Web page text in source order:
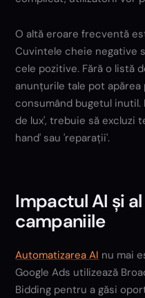
O altă eroare frecventă
Cuvintele cheie negative
cele pozitive. Fără o listă
anunțurile tale pot
consumând bugetul inutil.
de lux', trebuie să excluzi
hand' sau 'reparații'.
Impactul AI și
campaniile
Automatizarea AI nu mai
Google Ads utilizează
Bidding pentru a găsi